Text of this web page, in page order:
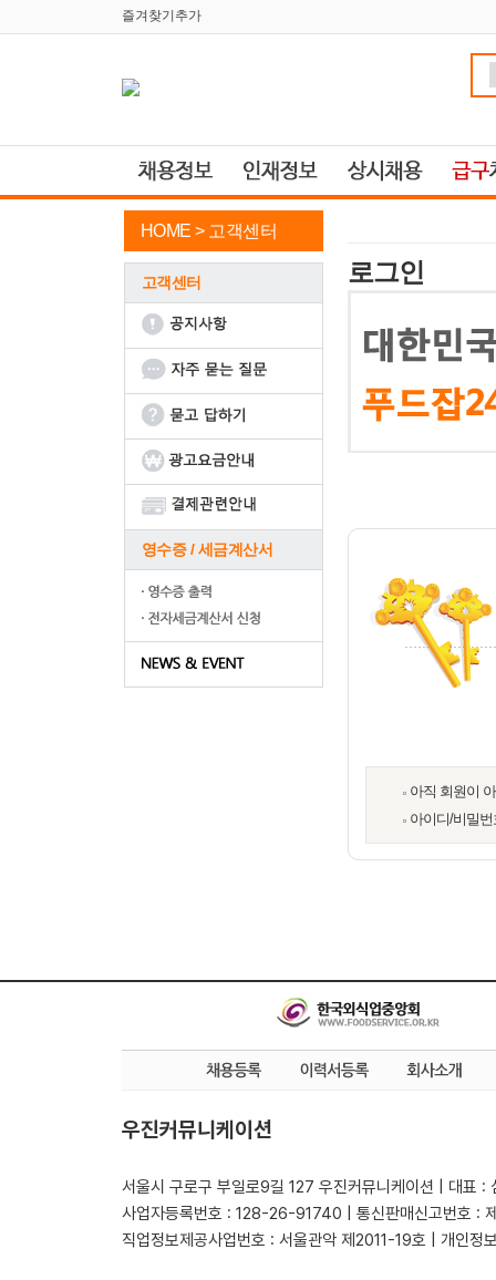
즐겨찾기추가
HOME > 고객센터
고객센터
영수증 / 세금계산서
로그인
아직 회원이
아이디/비밀
우진커뮤니케이션
서울시 구로구 부일로9길 127 우진커뮤니케이션 | 대표 :
사업자등록번호 : 128-26-91740 | 통신판매신고번호 :
직업정보제공사업번호 : 서울관악 제2011-19호 | 개인정